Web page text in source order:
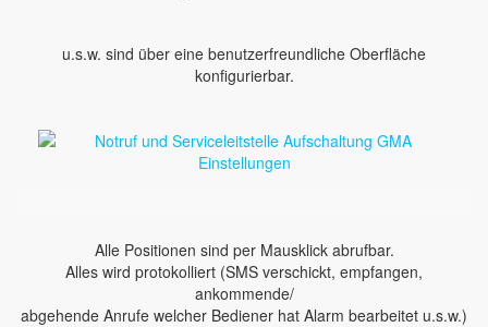
u.s.w. sind über eine benutzerfreundliche Oberfläche
konfigurierbar.
Alle Positionen sind per Mausklick abrufbar.
Alles wird protokolliert (SMS verschickt, empfangen,
ankommende/
abgehende Anrufe welcher Bediener hat Alarm bearbeitet u.s.w.)